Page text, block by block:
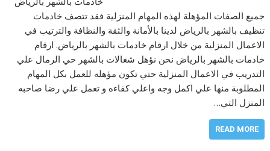
جميع الصفات المؤهلة لهذه المهام المنزلية فقد تتصف خادمات
تنظيف بالشهر بالرياض لدينا بالأمانة والثقة والنظافة والترتيب في
الاعمال المنزلية من خلال ارقام خادمات بالشهر بالرياض. ارقام
خادمات بالشهر بالرياض نحن نؤهل شغالات بالشهر حي الرمال علي
التدريب في الاعمال المنزلية حتي تكون مؤهله للعمل بكل المهام
المطلوبة منها علي اكمل وجه واعلي كفاءه و تعمل علي رضا صاحبه
المنزل التي…
READ MORE